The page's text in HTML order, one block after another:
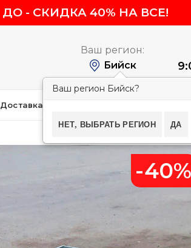
ДО - СКИДКА 40% НА ВСЕ!
Ваш регион:
Бийск
Ваш регион Бийск?
НЕТ, ВЫБРАТЬ РЕГИОН ДА
Доставка и оплата
-40%